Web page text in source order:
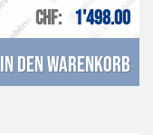
CHF 1'498.00
in den Warenkorb